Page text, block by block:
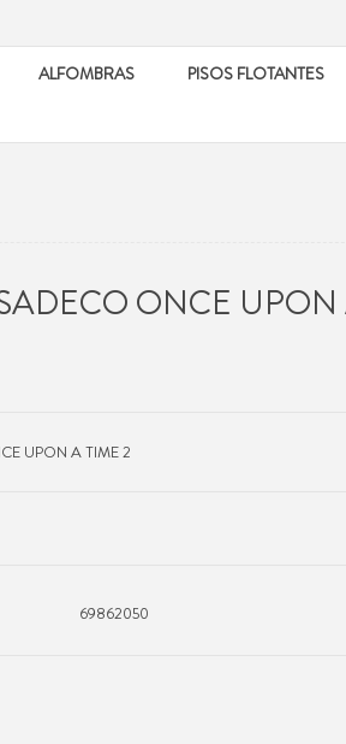
ALFOMBRAS
PISOS FLOTANTES
ONCE
UPON A TIME 2
69862050